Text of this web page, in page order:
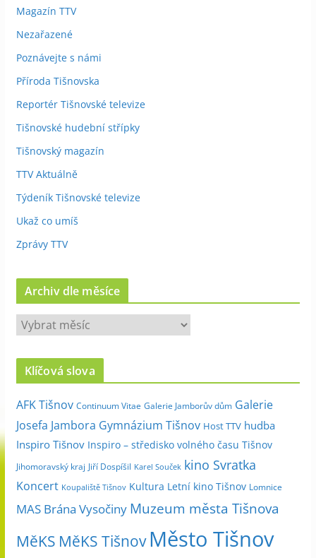
Magazín TTV
Nezařazené
Poznávejte s námi
Příroda Tišnovska
Reportér Tišnovské televize
Tišnovské hudební střípky
Tišnovský magazín
TTV Aktuálně
Týdeník Tišnovské televize
Ukaž co umíš
Zprávy TTV
Archiv dle měsíce
A
c
v
d
l
e
m
s
í
Klíčová slova
AFK Tišnov Continuum Vitae Galerie Jamborův dům Galerie
Josefa Jambora Gymnázium Tišnov Host TTV hudba
Inspiro Tišnov Inspiro – středisko volného času Tišnov
Jihomoravský kraj Jiří Dospíšil Karel Souček kino Svratka
Koncert Koupaliště Tišnov Kultura Letní kino Tišnov Lomnice
MAS Brána Vysočiny Muzeum města Tišnova
MěKS MěKS Tišnov Město Tišnov